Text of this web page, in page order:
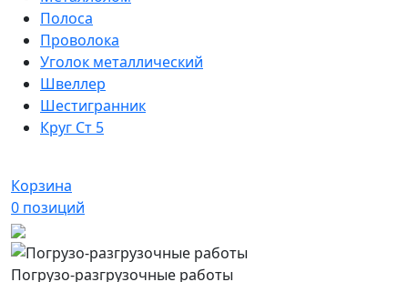
Полоса
Проволока
Уголок металлический
Швеллер
Шестигранник
Круг Ст 5
Корзина
0 позиций
Погрузо-разгрузочные работы